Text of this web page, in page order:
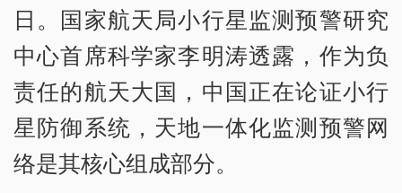
日。国家航天局小行星监测预警研究
中心首席科学家李明涛透露，作为负
责任的航天大国，中国正在论证小行
星防御系统，天地一体化监测预警网
络是其核心组成部分。